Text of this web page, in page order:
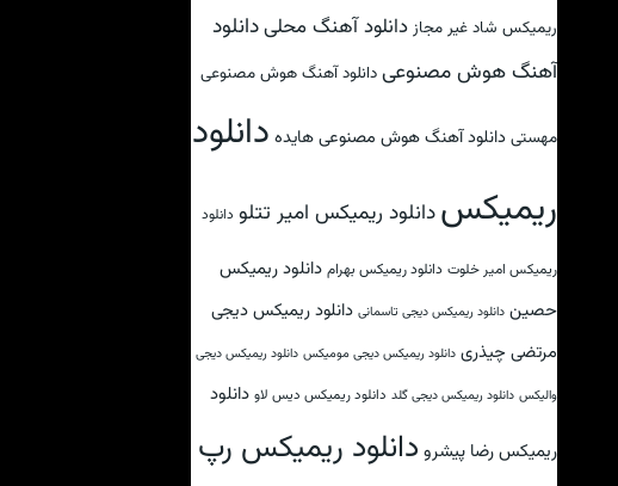
ریمیکس شاد غیر مجاز دانلود آهنگ محلیدانلود
آهنگ هوش مصنوعی دانلود آهنگ هوش مصنوعی
مهستی دانلود آهنگ هوش مصنوعی هایده دانلود
ریمیکسدانلود ریمیکس امیر تتلو دانلود
ریمیکس امیر خلوت دانلود ریمیکس بهرام دانلود ریمیکس
حصین دانلود ریمیکس دیجی تاسمانی دانلود ریمیکس دیجی
مرتضی چیذری دانلود ریمیکس دیجی مومیکس دانلود ریمیکس دیجی
والیکس دانلود ریمیکس دیجی گلد دانلود ریمیکس دیس لاو دانلود
ریمیکس رضا پیشرو دانلود ریمیکس رپ